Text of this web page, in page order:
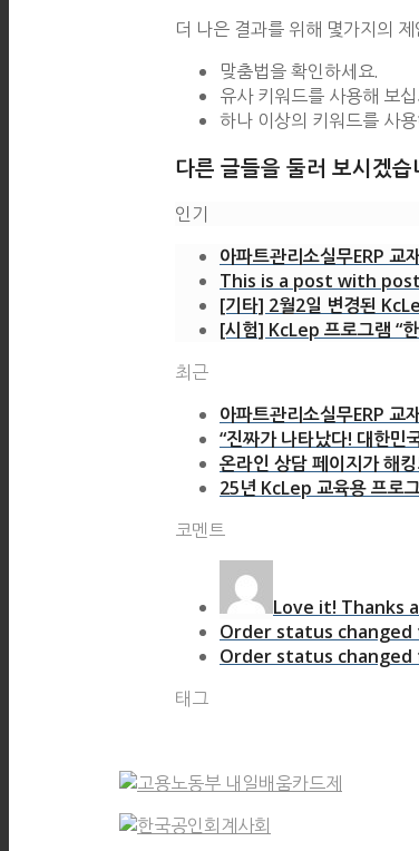
더 나은 결과를 위해 몇가지의
맞춤법을 확인하세요.
유사 키워드를 사용해 보
하나 이상의 키워드를 사
다른 글들을 둘러 보시겠습
인기
아파트관리소실무ERP 교
This is a post with
[기타] 2월2일 변경된
[시험] KcLep 프로그램 “
최근
아파트관리소실무ERP 교
“진짜가 나타났다! 대한민
온라인 상담 페이지가 해
25년 KcLep 교육용 프로
코멘트
Love it! Thanks
Order status
Order status
태그